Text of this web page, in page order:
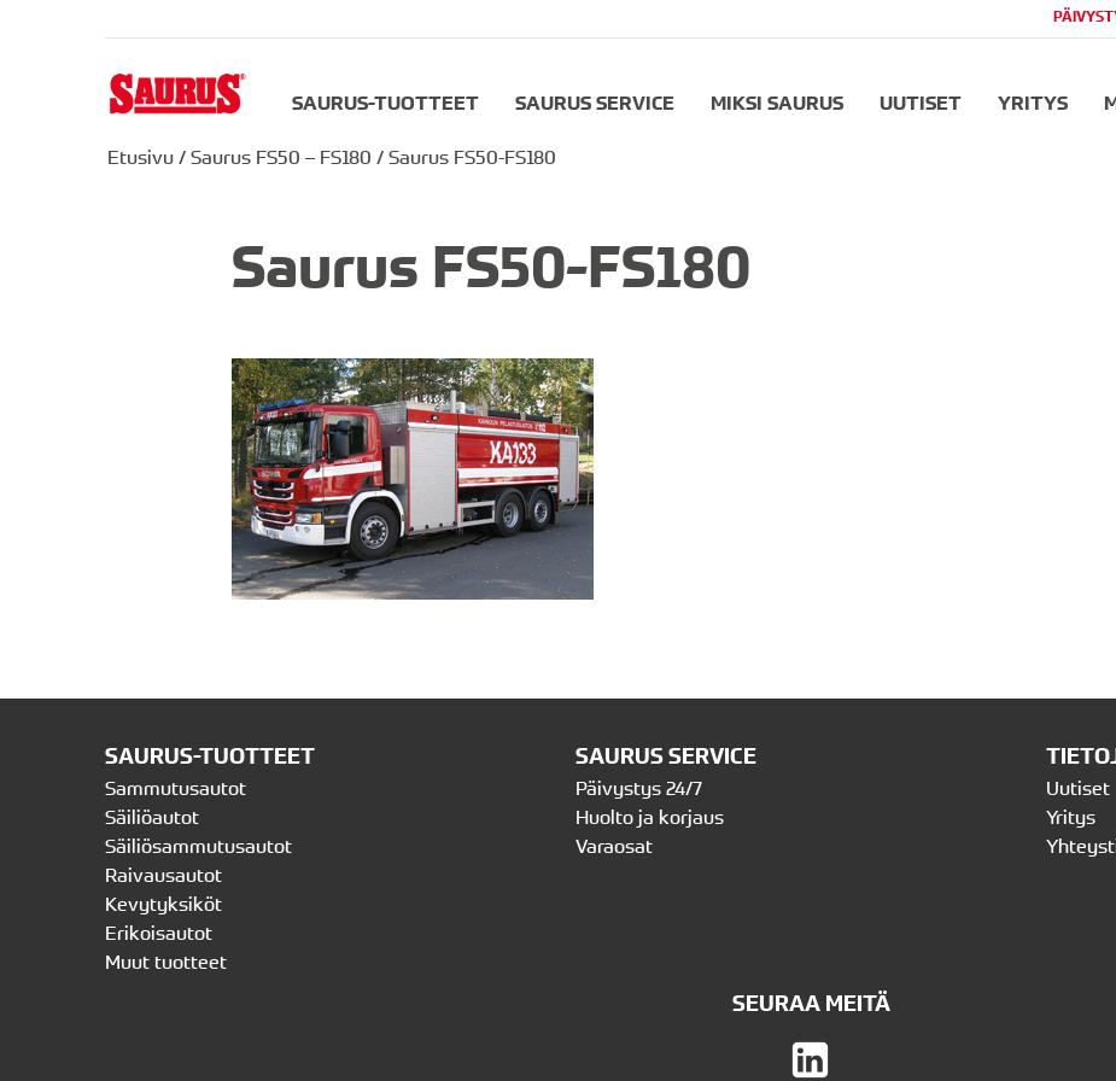
SAURUS-TUOTTEET SAURUS SERVICE MIKSI SAURUS UUTISET YRITYS
Etusivu / Saurus FS50 – FS180 / Saurus FS50-FS180
Saurus FS50-FS180
SAURUS-TUOTTEET
Sammutusautot
Säiliöautot
Säiliösammutusautot
Raivausautot
Kevytyksiköt
Erikoisautot
Muut tuotteet
SAURUS SERVICE
Päivystys 24/7
Huolto ja korjaus
Varaosat
Uutiset
Yritys
SEURAA MEITÄ